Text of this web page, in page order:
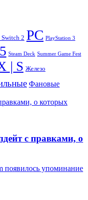
2 PC PlayStation 3
Steam Deck Summer Game Fest
| S Железо
Фановые
о которых
с правками, о
появилось упоминание